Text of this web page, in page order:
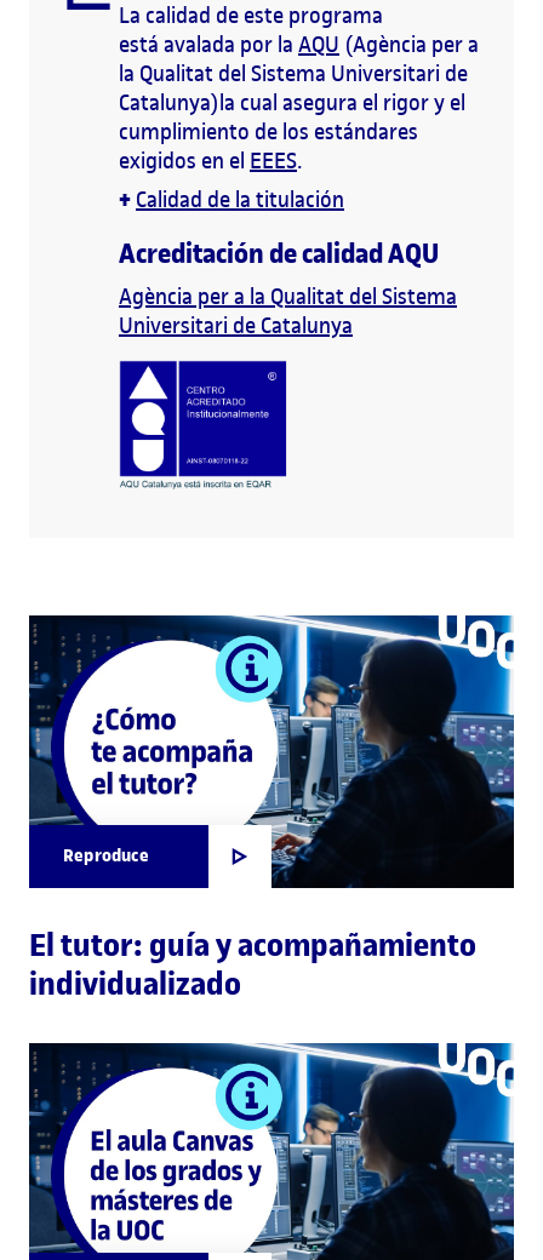
La calidad de este programa
está avalada por la AQU (Agència per a
la Qualitat del Sistema Universitari de
Catalunya)la cual asegura el rigor y el
cumplimiento de los estándares
exigidos en el EEES.
+ Calidad de la titulación
Acreditación de calidad AQU
Agència per a la Qualitat del Sistema
Universitari de Catalunya
Reproduce
El tutor: guía y acompañamiento
individualizado